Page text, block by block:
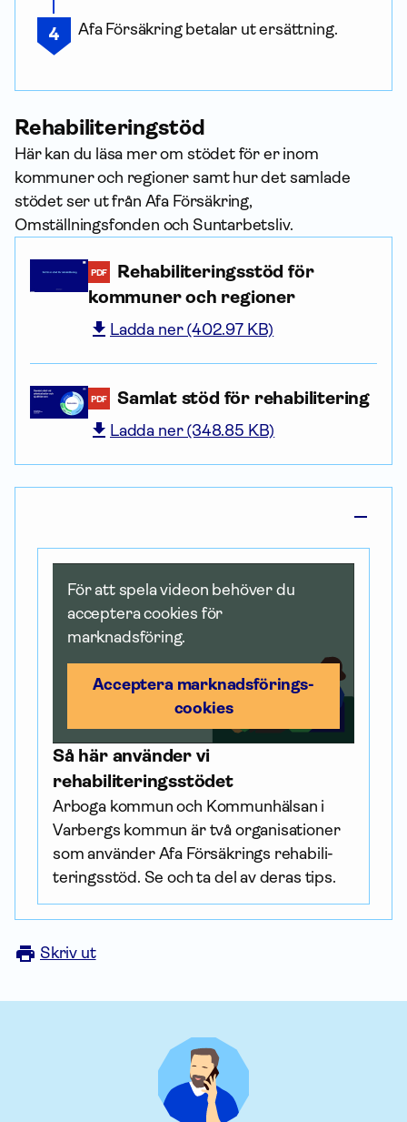
Afa För­säkring betalar ut ersättning.
Rehabiliteringstöd
Här kan du läsa mer om stödet för er inom
kommuner och regioner samt hur det samlade
stödet ser ut från Afa För­säkring,
Omställningsfonden och Suntarbetsliv.
PDF
Rehabili­terings­stöd för
kommuner och regioner
Ladda ner (402.97 KB)
PDF Samlat stöd för rehabilitering
Ladda ner (348.85 KB)
För att spela videon behöver du
acceptera cookies för
marknadsföring.
Acceptera marknadsförings­
cookies
Så här använder vi
rehabiliteringsstödet
Arboga kommun och Kommunhälsan i
Varbergs kommun är två organisationer
som använder Afa Försäkrings rehabili­
terings­stöd. Se och ta del av deras tips.
Skriv ut